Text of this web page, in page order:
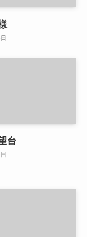
台